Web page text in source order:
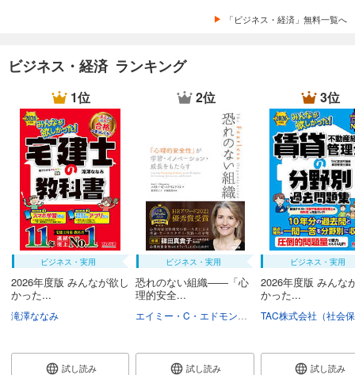
「ビジネス・経済」無料一覧へ
ビジネス・経済 ランキング
1位
ビジネス・実用
2026年度版 みんなが欲し
かった...
滝澤ななみ
試し読み
2位
ビジネス・実用
恐れのない組織――「心
理的安全...
野津智子 村瀬俊
試し読み
3位
ビジネス・実用
2026年度版 みんな
かった...
試し読み